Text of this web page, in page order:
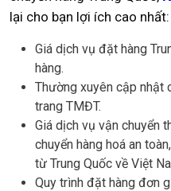
lại cho bạn lợi ích cao nhất:
Giá dịch vụ đặt hàng
hàng.
Thường xuyên cập nhật
trang TMĐT.
Giá dịch vụ vận chuyển
chuyển hàng hoá an
từ Trung Quốc về Việt
Quy trình đặt hàng đơn